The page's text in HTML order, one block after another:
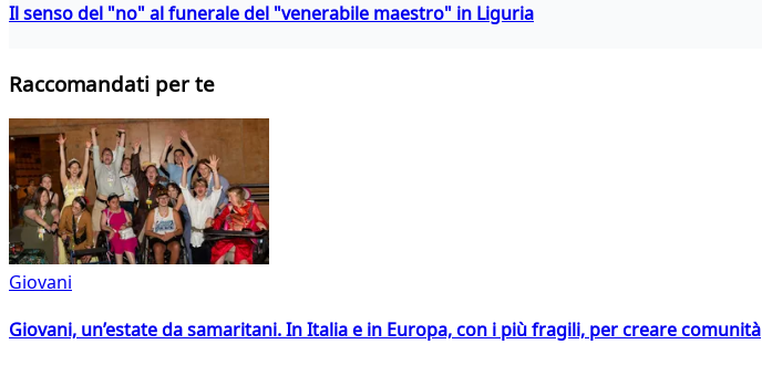
Il senso del "no" al funerale del "venerabile maestro" in Liguria
Raccomandati per te
Giovani
Giovani, un’estate da samaritani. In Italia e in Europa, con i più fragili, per creare comunità